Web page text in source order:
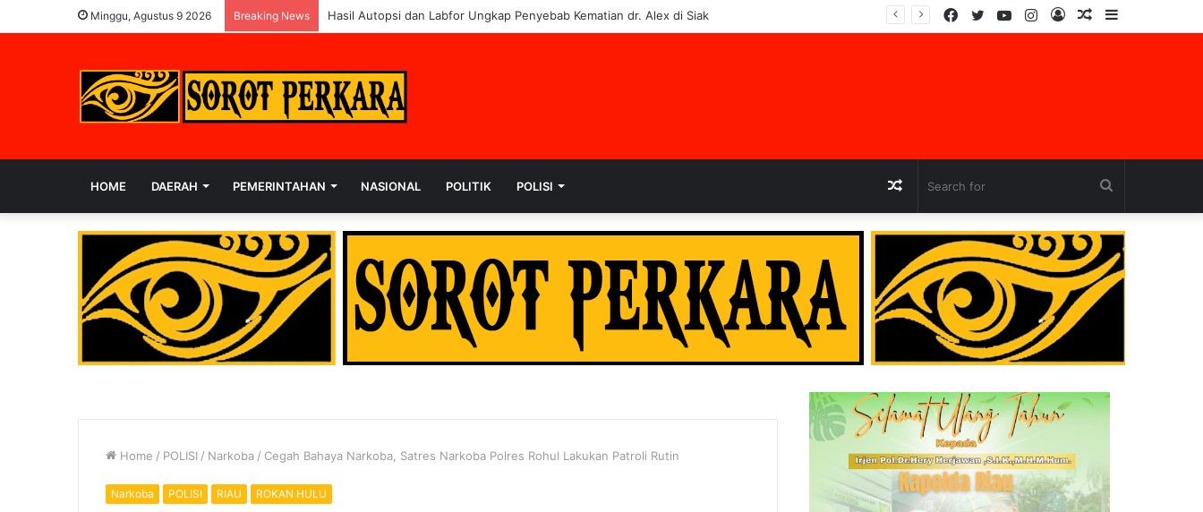
Minggu, Agustus 9 2026 Breaking News Hasil Autopsi dan Labfor Ungkap Penyebab Kematian dr. Alex di Siak Sidebar
Random
Log
Instagram
YouTube
Twitter
Facebook
HOME DAERAH PEMERINTAHAN NASIONAL POLITIK POLISI
for
Random
Article
Home / POLISI / Narkoba / Cegah Bahaya Narkoba, Satres Narkoba Polres Rohul Lakukan Patroli Rutin
Narkoba POLISI RIAU ROKAN HULU